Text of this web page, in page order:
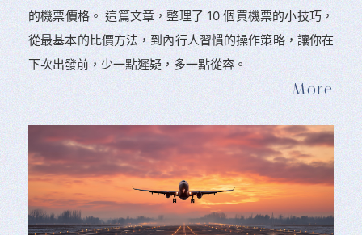
的機票價格。 這篇文章，整理了 10 個買機票的小技巧，
從最基本的比價方法，到內行人習慣的操作策略，讓你在
下次出發前，少一點遲疑，多一點從容。